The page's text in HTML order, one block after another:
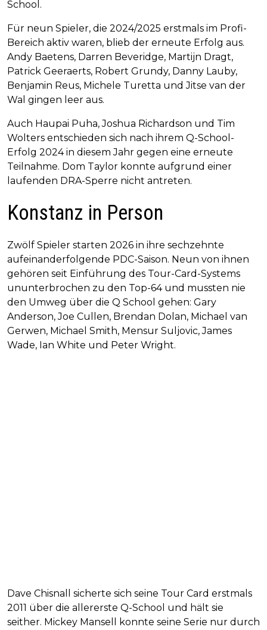
School.
Für neun Spieler, die 2024/2025 erstmals im Profi-
Bereich aktiv waren, blieb der erneute Erfolg aus.
Andy Baetens, Darren Beveridge, Martijn Dragt,
Patrick Geeraerts, Robert Grundy, Danny Lauby,
Benjamin Reus, Michele Turetta und Jitse van der
Wal gingen leer aus.
Auch Haupai Puha, Joshua Richardson und Tim
Wolters entschieden sich nach ihrem Q-School-
Erfolg 2024 in diesem Jahr gegen eine erneute
Teilnahme. Dom Taylor konnte aufgrund einer
laufenden DRA-Sperre nicht antreten.
Konstanz in Person
Zwölf Spieler starten 2026 in ihre sechzehnte
aufeinanderfolgende PDC-Saison. Neun von ihnen
gehören seit Einführung des Tour-Card-Systems
ununterbrochen zu den Top-64 und mussten nie
den Umweg über die Q School gehen: Gary
Anderson, Joe Cullen, Brendan Dolan, Michael van
Gerwen, Michael Smith, Mensur Suljovic, James
Wade, Ian White und Peter Wright.
Dave Chisnall sicherte sich seine Tour Card erstmals
2011 über die allererste Q-School und hält sie
seither. Mickey Mansell konnte seine Serie nur durch